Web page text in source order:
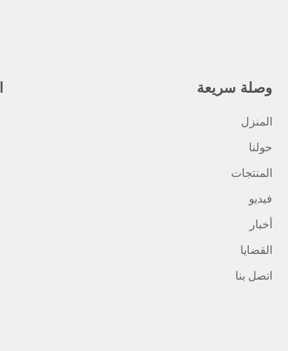
وصلة سريعة
المنزل
حولنا
المنتجات
فيديو
أخبار
القضايا
اتصل بنا